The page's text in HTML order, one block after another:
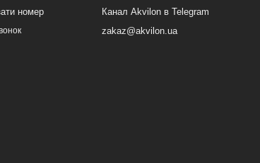
номер
Канал Akvilon в Telegram
zakaz@akvilon.ua